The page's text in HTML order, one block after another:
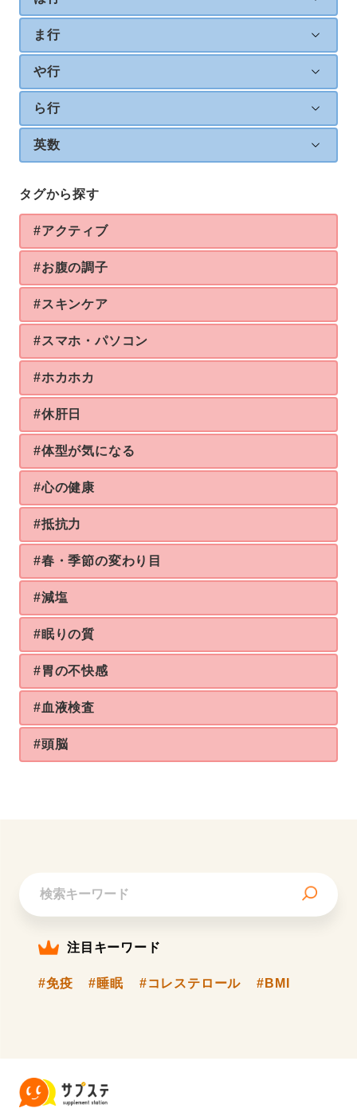
ま行
や行
ら行
英数
タグから探す
#アクティブ
#お腹の調子
#スキンケア
#スマホ・パソコン
#ホカホカ
#休肝日
#体型が気になる
#心の健康
#抵抗力
#春・季節の変わり目
#減塩
#眠りの質
#胃の不快感
#血液検査
#頭脳
注目キーワード
#免疫 #睡眠 #コレステロール #BMI